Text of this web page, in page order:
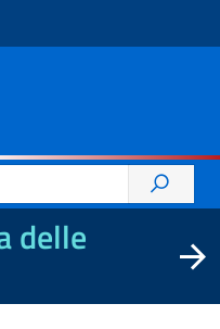
delle